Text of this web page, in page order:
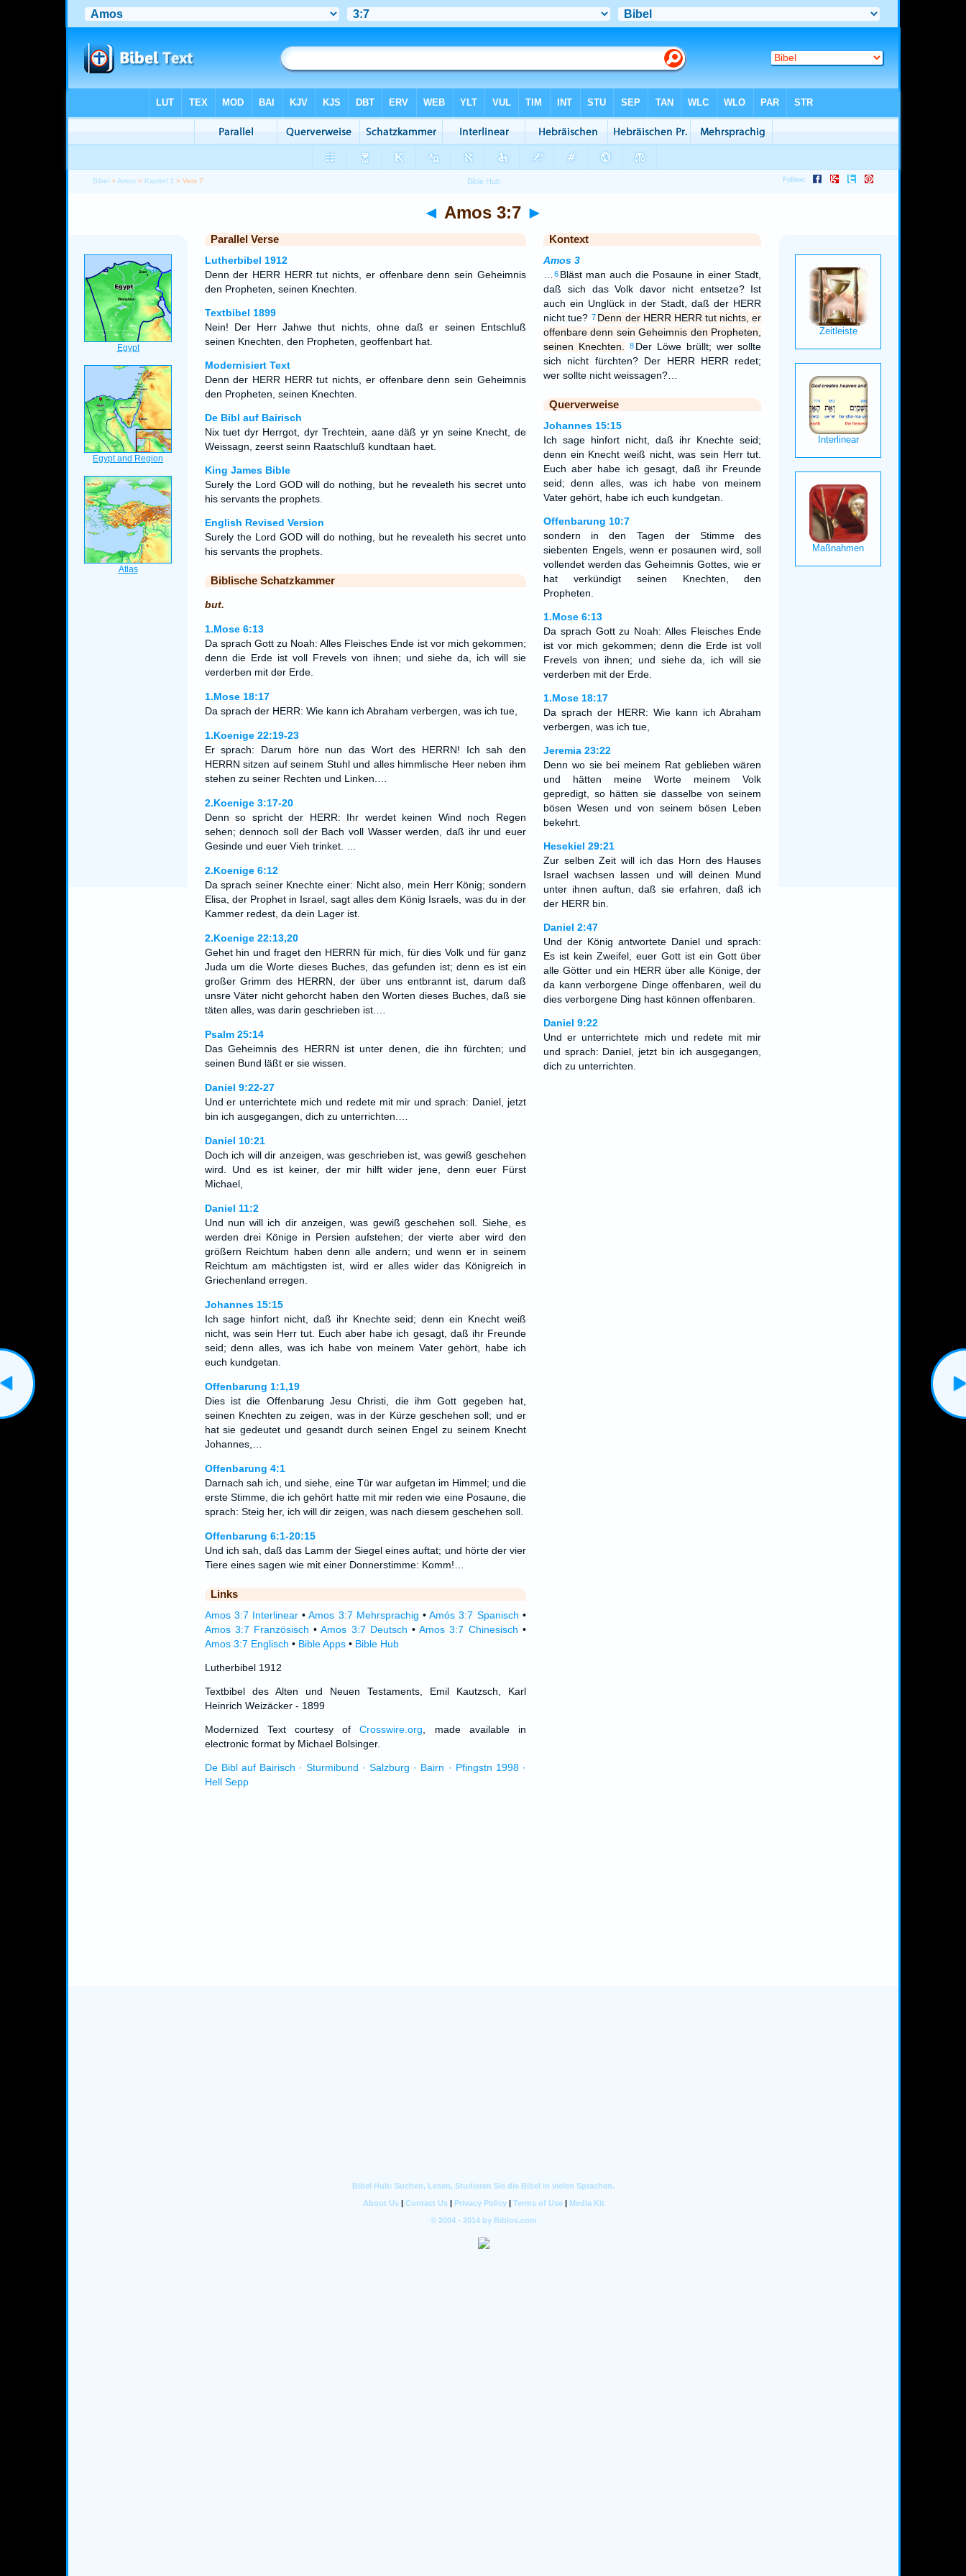
Bibel >Amos > Kapitel 3 > Vers 7
◄ Amos 3:7 ►
Parallel Verse
Lutherbibel 1912
Denn der HERR HERR tut nichts, er offenbare denn sein Geheimnis
den Propheten, seinen Knechten.
Textbibel 1899
Nein! Der Herr Jahwe thut nichts, ohne daß er seinen Entschluß
seinen Knechten, den Propheten, geoffenbart hat.
Modernisiert Text
Denn der HERR HERR tut nichts, er offenbare denn sein Geheimnis
den Propheten, seinen Knechten.
De Bibl auf Bairisch
Nix tuet dyr Herrgot, dyr Trechtein, aane däß yr yn seine Knecht, de
Weissagn, zeerst seinn Raatschluß kundtaan haet.
King James Bible
Surely the Lord GOD will do nothing, but he revealeth his secret unto
his servants the prophets.
English Revised Version
Surely the Lord GOD will do nothing, but he revealeth his secret unto
his servants the prophets.
Biblische Schatzkammer
but.
1.Mose 6:13
Da sprach Gott zu Noah: Alles Fleisches Ende ist vor mich gekommen;
denn die Erde ist voll Frevels von ihnen; und siehe da, ich will sie
verderben mit der Erde.
1.Mose 18:17
Da sprach der HERR: Wie kann ich Abraham verbergen, was ich tue,
1.Koenige 22:19-23
Er sprach: Darum höre nun das Wort des HERRN! Ich sah den
HERRN sitzen auf seinem Stuhl und alles himmlische Heer neben ihm
stehen zu seiner Rechten und Linken.…
2.Koenige 3:17-20
Denn so spricht der HERR: Ihr werdet keinen Wind noch Regen
sehen; dennoch soll der Bach voll Wasser werden, daß ihr und euer
Gesinde und euer Vieh trinket. …
2.Koenige 6:12
Da sprach seiner Knechte einer: Nicht also, mein Herr König; sondern
Elisa, der Prophet in Israel, sagt alles dem König Israels, was du in der
Kammer redest, da dein Lager ist.
2.Koenige 22:13,20
Gehet hin und fraget den HERRN für mich, für dies Volk und für ganz
Juda um die Worte dieses Buches, das gefunden ist; denn es ist ein
großer Grimm des HERRN, der über uns entbrannt ist, darum daß
unsre Väter nicht gehorcht haben den Worten dieses Buches, daß sie
täten alles, was darin geschrieben ist.…
Psalm 25:14
Das Geheimnis des HERRN ist unter denen, die ihn fürchten; und
seinen Bund läßt er sie wissen.
Daniel 9:22-27
Und er unterrichtete mich und redete mit mir und sprach: Daniel, jetzt
bin ich ausgegangen, dich zu unterrichten.…
Daniel 10:21
Doch ich will dir anzeigen, was geschrieben ist, was gewiß geschehen
wird. Und es ist keiner, der mir hilft wider jene, denn euer Fürst
Michael,
Daniel 11:2
Und nun will ich dir anzeigen, was gewiß geschehen soll. Siehe, es
werden drei Könige in Persien aufstehen; der vierte aber wird den
größern Reichtum haben denn alle andern; und wenn er in seinem
Reichtum am mächtigsten ist, wird er alles wider das Königreich in
Griechenland erregen.
Johannes 15:15
Ich sage hinfort nicht, daß ihr Knechte seid; denn ein Knecht weiß
nicht, was sein Herr tut. Euch aber habe ich gesagt, daß ihr Freunde
seid; denn alles, was ich habe von meinem Vater gehört, habe ich
euch kundgetan.
Offenbarung 1:1,19
Dies ist die Offenbarung Jesu Christi, die ihm Gott gegeben hat,
seinen Knechten zu zeigen, was in der Kürze geschehen soll; und er
hat sie gedeutet und gesandt durch seinen Engel zu seinem Knecht
Johannes,…
Offenbarung 4:1
Darnach sah ich, und siehe, eine Tür war aufgetan im Himmel; und die
erste Stimme, die ich gehört hatte mit mir reden wie eine Posaune, die
sprach: Steig her, ich will dir zeigen, was nach diesem geschehen soll.
Offenbarung 6:1-20:15
Und ich sah, daß das Lamm der Siegel eines auftat; und hörte der vier
Tiere eines sagen wie mit einer Donnerstimme: Komm!…
Links
Amos 3:7 Interlinear•Amos 3:7 Mehrsprachig •Amós 3:7 Spanisch •
Amos 3:7 Französisch •Amos 3:7 Deutsch •Amos 3:7 Chinesisch •
Amos 3:7 Englisch • Bible Apps• Bible Hub
Lutherbibel 1912
Textbibel des Alten und Neuen Testaments, Emil Kautzsch, Karl
Heinrich Weizäcker - 1899
Modernized Text courtesy ofCrosswire.org , made available in
electronic format by Michael Bolsinger.
De Bibl auf Bairisch · Sturmibund · Salzburg · Bairn · Pfingstn 1998 ·
Hell Sepp
Kontext
Amos 3
6 Bläst man auch die Posaune in einer Stadt,
daß sich das Volk davor nicht entsetze? Ist
auch ein Unglück in der Stadt, daß der HERR
nicht tue? 7 Denn der HERR HERR tut nichts, er
offenbare denn sein Geheimnis den Propheten,
seinen Knechten.
8 Der Löwe brüllt; wer sollte
sich nicht fürchten? Der HERR HERR redet;
wer sollte nicht weissagen?…
Querverweise
Johannes 15:15
Ich sage hinfort nicht, daß ihr Knechte seid;
denn ein Knecht weiß nicht, was sein Herr tut.
Euch aber habe ich gesagt, daß ihr Freunde
seid; denn alles, was ich habe von meinem
Vater gehört, habe ich euch kundgetan.
Offenbarung 10:7
sondern in den Tagen der Stimme des
siebenten Engels, wenn er posaunen wird, soll
vollendet werden das Geheimnis Gottes, wie er
hat verkündigt seinen Knechten, den
Propheten.
1.Mose 6:13
Da sprach Gott zu Noah: Alles Fleisches Ende
ist vor mich gekommen; denn die Erde ist voll
Frevels von ihnen; und siehe da, ich will sie
verderben mit der Erde.
1.Mose 18:17
Da sprach der HERR: Wie kann ich Abraham
verbergen, was ich tue,
Jeremia 23:22
Denn wo sie bei meinem Rat geblieben wären
und hätten meine Worte meinem Volk
gepredigt, so hätten sie dasselbe von seinem
bösen Wesen und von seinem bösen Leben
bekehrt.
Hesekiel 29:21
Zur selben Zeit will ich das Horn des Hauses
Israel wachsen lassen und will deinen Mund
unter ihnen auftun, daß sie erfahren, daß ich
der HERR bin.
Daniel 2:47
Und der König antwortete Daniel und sprach:
Es ist kein Zweifel, euer Gott ist ein Gott über
alle Götter und ein HERR über alle Könige, der
da kann verborgene Dinge offenbaren, weil du
dies verborgene Ding hast können offenbaren.
Daniel 9:22
Und er unterrichtete mich und redete mit mir
und sprach: Daniel, jetzt bin ich ausgegangen,
dich zu unterrichten.